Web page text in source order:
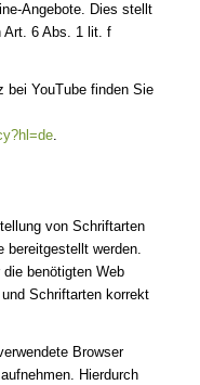
Angebote. Dies stellt
Art. 6 Abs. 1 lit. f
bei YouTube finden Sie
.
von Schriftarten
bereitgestellt werden.
benötigten Web
Schriftarten korrekt
Browser
Hierdurch